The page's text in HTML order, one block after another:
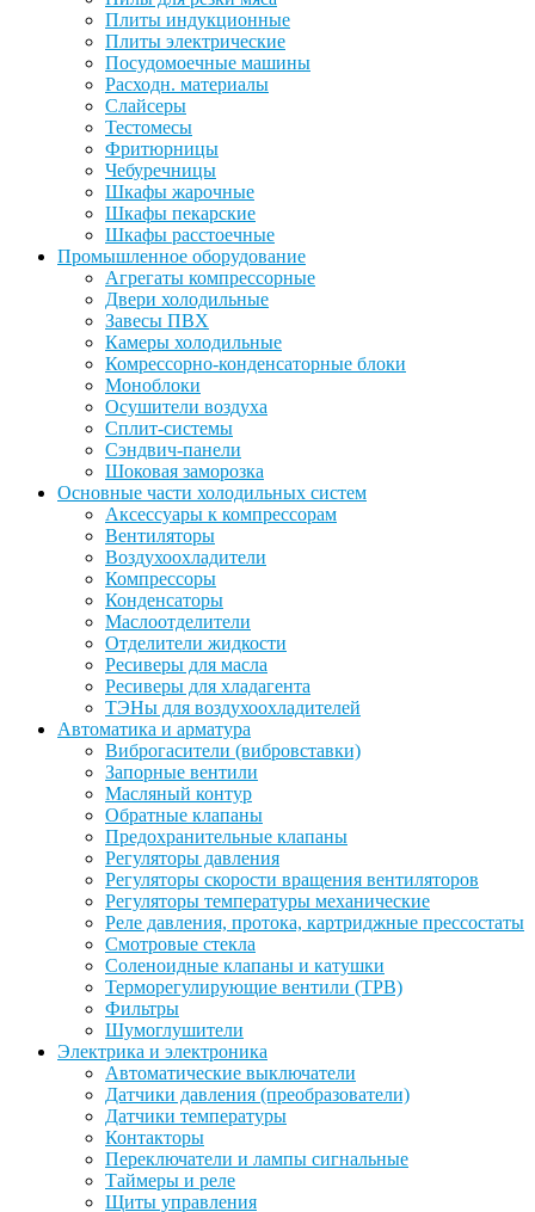
Плиты индукционные
Плиты электрические
Посудомоечные машины
Расходн. материалы
Слайсеры
Тестомесы
Фритюрницы
Чебуречницы
Шкафы жарочные
Шкафы пекарские
Шкафы расстоечные
Промышленное оборудование
Агрегаты компрессорные
Двери холодильные
Завесы ПВХ
Камеры холодильные
Комрессорно-конденсаторные блоки
Моноблоки
Осушители воздуха
Сплит-системы
Сэндвич-панели
Шоковая заморозка
Основные части холодильных систем
Аксессуары к компрессорам
Вентиляторы
Воздухоохладители
Компрессоры
Конденсаторы
Маслоотделители
Отделители жидкости
Ресиверы для масла
Ресиверы для хладагента
ТЭНы для воздухоохладителей
Автоматика и арматура
Виброгасители (вибровставки)
Запорные вентили
Масляный контур
Обратные клапаны
Предохранительные клапаны
Регуляторы давления
Регуляторы скорости вращения вентиляторов
Регуляторы температуры механические
Реле давления, протока, картриджные прессостаты
Смотровые стекла
Соленоидные клапаны и катушки
Терморегулирующие вентили (ТРВ)
Фильтры
Шумоглушители
Электрика и электроника
Автоматические выключатели
Датчики давления (преобразователи)
Датчики температуры
Контакторы
Переключатели и лампы сигнальные
Таймеры и реле
Щиты управления